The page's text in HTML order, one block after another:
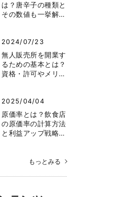
は？唐辛子の種類と
その数値も一挙解…
2024/07/23
無人販売所を開業す
るための基本とは？
資格・許可やメリ…
2025/04/04
原価率とは？飲食店
の原価率の計算方法
と利益アップ戦略…
もっとみる